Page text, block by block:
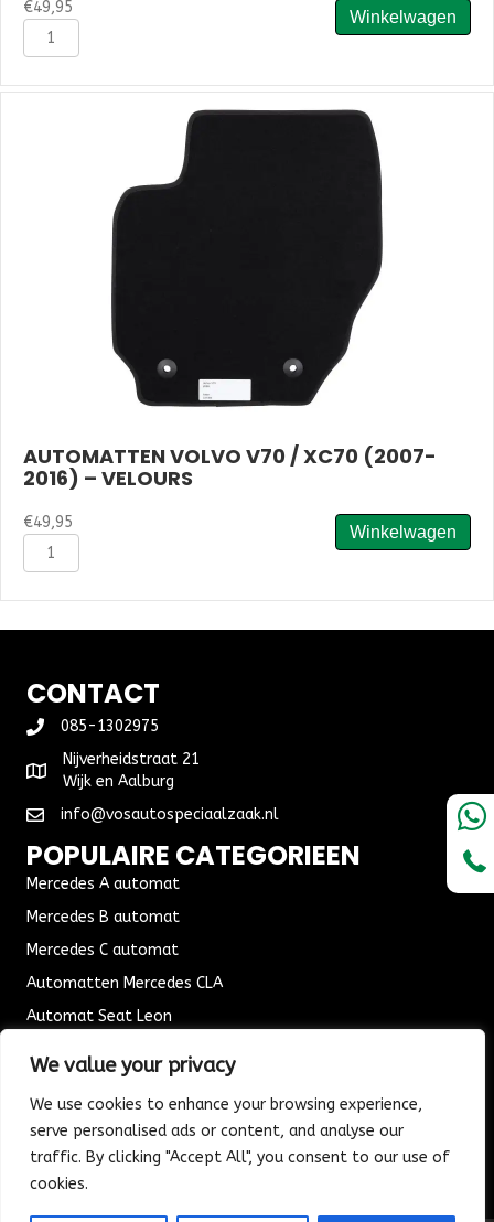
We value your privacy
We use cookies to enhance your browsing experience,
serve personalised ads or content, and analyse our
traffic. By clicking "Accept All", you consent to our use of
cookies.
€49,95
Automatten
Volvo
/
Winkelwagen
AUTOMATTEN VOLVO V70 / XC70 (2007-
2016) – VELOURS
€49,95
Automatten
Volvo
XC70
-
Velours
aantal
Winkelwagen
CONTACT
085-1302975
Nijverheidstraat 21
Wijk en Aalburg
info@vosautospeciaalzaak.nl
POPULAIRE CATEGORIEEN
Mercedes A automat
Mercedes B automat
Mercedes C automat
Automatten Mercedes CLA
Automat Seat Leon
ALGEMENE VOORWAARDEN
Retouren & Ruilen